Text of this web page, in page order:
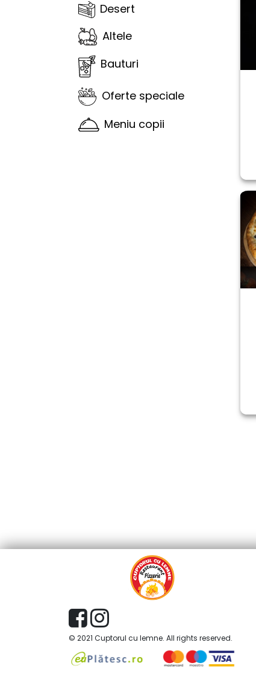
Desert
Altele
Bauturi
Oferte speciale
Meniu copii
© 2021 Cuptorul cu lemne. All rights reserved.